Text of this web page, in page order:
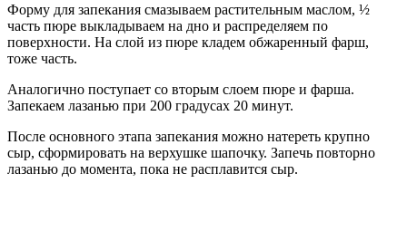
Форму для запекания смазываем растительным маслом, ½
часть пюре выкладываем на дно и распределяем по
поверхности. На слой из пюре кладем обжаренный фарш,
тоже часть.
Аналогично поступает со вторым слоем пюре и фарша.
Запекаем лазанью при 200 градусах 20 минут.
После основного этапа запекания можно натереть крупно
сыр, сформировать на верхушке шапочку. Запечь повторно
лазанью до момента, пока не расплавится сыр.